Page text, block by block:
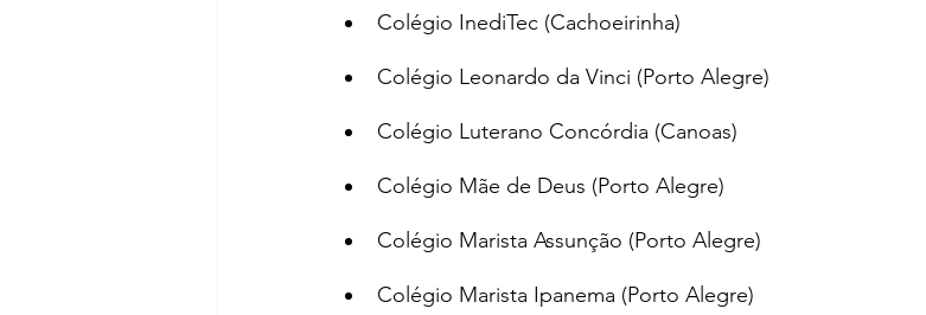
Colégio InediTec (Cachoeirinha)
Colégio Leonardo da Vinci (Porto Alegre)
Colégio Luterano Concórdia (Canoas)
Colégio Mãe de Deus (Porto Alegre)
Colégio Marista Assunção (Porto Alegre)
Colégio Marista Ipanema (Porto Alegre)